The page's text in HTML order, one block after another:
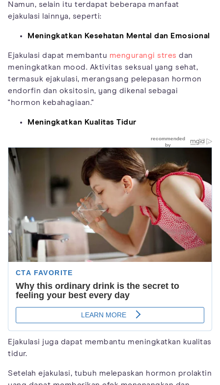
Namun, selain itu terdapat beberapa manfaat
ejakulasi lainnya, seperti:
Meningkatkan Kesehatan Mental dan Emosional
Ejakulasi dapat membantu mengurangi stres dan
meningkatkan mood. Aktivitas seksual yang sehat,
termasuk ejakulasi, merangsang pelepasan hormon
endorfin dan oksitosin, yang dikenal sebagai
"hormon kebahagiaan."
Meningkatkan Kualitas Tidur
Ejakulasi juga dapat membantu meningkatkan kualitas
tidur.
Setelah ejakulasi, tubuh melepaskan hormon prolaktin